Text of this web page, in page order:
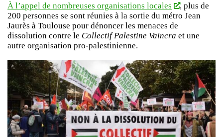
À l’appel de nombreuses organisations locales
, plus de
200 personnes se sont réunies à la sortie du métro Jean
Jaurès à Toulouse pour dénoncer les menaces de
dissolution contre le Collectif Palestine Vaincra et une
autre organisation pro-palestinienne.